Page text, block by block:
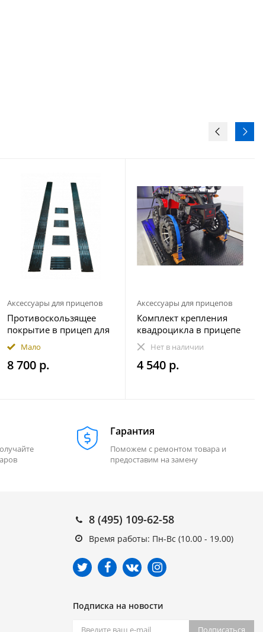
Аксессуары для прицепов
Противоскользящее
покрытие в прицеп для
снегохода ПРЕМИУМ
комплект 20 элементов
Мало
8 700 р.
Аксессуары для прицепов
Комплект крепления
квадроцикла в прицепе
(на 1 колесо)
Нет в наличии
4 540 р.
Гарантия
Поможем с ремонтом товара и
предоставим на замену
8 (495) 109-62-58
Время работы: Пн-Вс (10.00 - 19.00)
Подписка на новости
Подписаться